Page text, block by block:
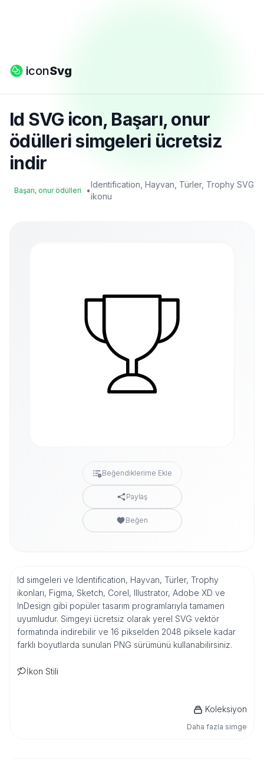
iconSvg
Id SVG icon, Başarı, onur
ödülleri simgeleri ücretsiz
indir
Başarı, onur ödülleri •
Identification, Hayvan, Türler, Trophy SVG
ikonu
Beğendiklerime Ekle
Paylaş
Beğen
Id simgeleri ve Identification, Hayvan, Türler, Trophy
ikonları, Figma, Sketch, Corel, Illustrator, Adobe XD ve
InDesign gibi popüler tasarım programlarıyla tamamen
uyumludur. Simgeyi ücretsiz olarak yerel SVG vektör
formatında indirebilir ve 16 pikselden 2048 piksele kadar
farklı boyutlarda sunulan PNG sürümünü kullanabilirsiniz.
İkon Stili
Koleksiyon
Daha fazla simge